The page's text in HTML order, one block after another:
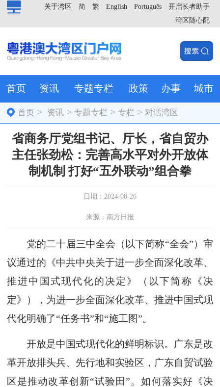
开启长者助手
Português
English
繁
简
关于湾区
湾区随心配
首页 资讯 专题专栏 政策 办事 城市
首页 > 资讯 >专题专栏 >专栏 > 对话湾区
省商务厅党组书记、厅长，省自贸办
主任张劲松：完善高水平对外开放体
制机制 打好“五外联动”组合拳
日期：2024-08-26
来源：南方日报
党的二十届三中全会（以下简称“全会”）审
议通过的《中共中央关于进一步全面深化改革、
推进中国式现代化的决定》（以下简称《决
定》），为进一步全面深化改革、推进中国式现
代化明确了“任务书”和“施工图”。
开放是中国式现代化的鲜明标识。广东是改
革开放排头兵、先行地和实验区，广东自贸试验
区是推动改革创新“试验田”。如何落实好《决